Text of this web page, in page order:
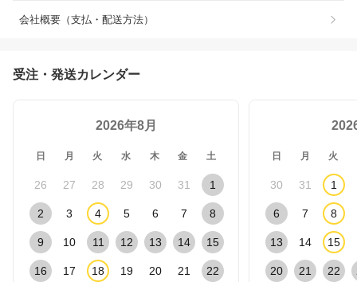
会社概要（支払・配送方法）
受注・発送カレンダー
2026年8月
日 月 火 水 木 金 土
26 27 28 29 30 31 1
2 3 4 5 6 7 8
9 10 11 12 13 14 15
16 17 18 19 20 21 22
日 月 火
30 31 1
6 7 8
13 14 15
20 21 22